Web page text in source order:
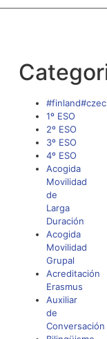
1º ESO
2º ESO
3º ESO
4º ESO
Acogida
Movilidad
de
Larga
Duración
Acogida
Movilidad
Grupal
Acreditación
Erasmus
Auxiliar
de
Conversación